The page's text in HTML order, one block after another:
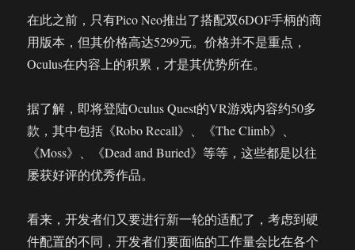
在此之前，只有Pico Neo推出了搭配双6DOF手柄的商
用版本，但其价格高达5299元。价格并不是重点，
Oculus在内容上的积累，才是其优势所在。
据了解，即将登陆Oculus Quest的VR游戏内容约50多
款，其中包括《Robo Recall》、《The Climb》、
《Moss》、《Dead and Buried》等等，这些都是以往
屡获好评的优秀作品。
看来，开发者们又要进行新一轮的适配了，考虑到硬
件配置的不同，开发者们要面临的工作量会比在各个